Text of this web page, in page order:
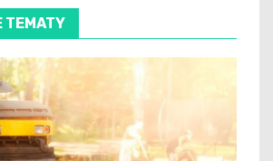
TEMATY